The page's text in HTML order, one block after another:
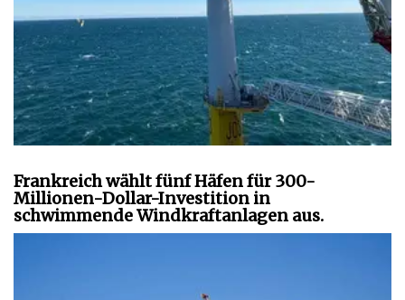
Frankreich wählt fünf Häfen für 300-
Millionen-Dollar-Investition in
schwimmende Windkraftanlagen aus.